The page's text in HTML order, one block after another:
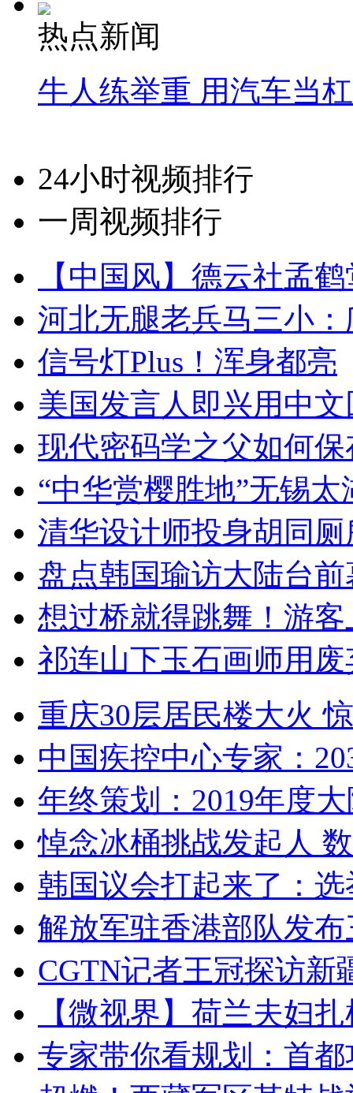
热点新闻
牛人练举重 用汽车当
24小时视频排行
一周视频排行
【中国风】德云社孟
河北无腿老兵马三小
信号灯Plus！浑身都亮
美国发言人即兴用中
现代密码学之父如何
“中华赏樱胜地”无锡
清华设计师投身胡同
盘点韩国瑜访大陆台
想过桥就得跳舞！游客
祁连山下玉石画师用
重庆30层居民楼大火
中国疾控中心专家：
年终策划：2019年度
悼念冰桶挑战发起人
韩国议会打起来了：
解放军驻香港部队发
CGTN记者王冠探访新
【微视界】荷兰夫妇
专家带你看规划：首